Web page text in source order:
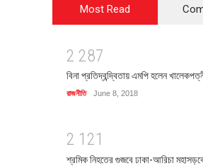
Most Read
2 287
বিনা প্রতিদ্বন্দ্বিতায় এমপি হলেন
রাজনীতি June 8, 2018
2 1 21
শ্রমিক নিহতের গুজবে ঢাকা-আরিচা